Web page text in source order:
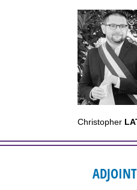
Christopher